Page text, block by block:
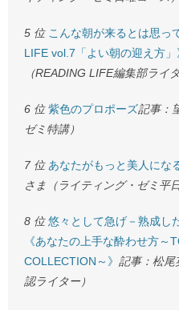
5 位 こんな朝が来るとは思っ
LIFE vol.7「よい朝の迎え方」
（READING LIFE編集部ライ
6 位紫色のプロポーズ記事：
ゼミ特講）
7 位あなたがもっと美人にな
さま（ライティング・ゼミ平
8 位悠々として急げ－熟成し
《あなたの上手な酔わせ方～
COLLECTION～》 記事：松尾
認ライター）